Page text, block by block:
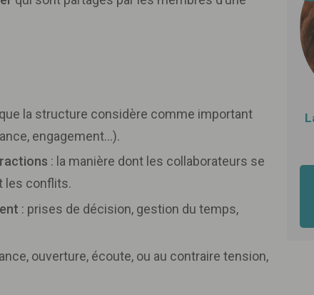
la structure considère comme important
engagement…).
: la manière dont les collaborateurs se
les conflits.
: prises de décision, gestion du temps,
ouverture, écoute, ou au contraire tension,